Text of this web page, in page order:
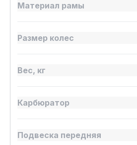
Материал рамы
Размер колес
Вес, кг
Карбюратор
Подвеска передняя